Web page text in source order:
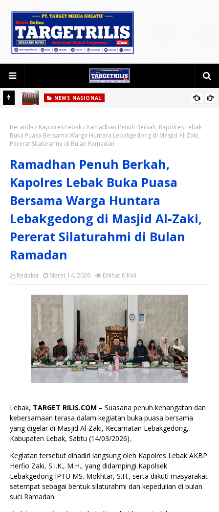
NEWS NASIONAL
Ketua Persit KCK Daerah III/Siliwangi
Beranda Kapolres Lebak
Ramadhan Penuh Berkah, Kapolres Lebak
Buka Puasa Bersama Warga Huntara Lebakgedong di Masjid Al-Zaki,
Pererat Silaturahmi di Bulan Ramadan
Ramadhan Penuh Berkah,
Kapolres Lebak Buka Puasa
Bersama Warga Huntara
Lebakgedong di Masjid Al-Zaki,
Pererat Silaturahmi di Bulan
Ramadan
Redaksi Dilihat 0 Kali
Maret 14, 2026
Lebak, TARGET RILIS.COM – Suasana penuh kehangatan dan
kebersamaan terasa dalam kegiatan buka puasa bersama
yang digelar di Masjid Al-Zaki, Kecamatan Lebakgedong,
Kabupaten Lebak, Sabtu (14/03/2026).
Kegiatan tersebut dihadiri langsung oleh Kapolres Lebak AKBP
Herfio Zaki, S.I.K., M.H., yang didampingi Kapolsek
Lebakgedong IPTU MS. Mokhtar, S.H., serta diikuti masyarakat
setempat sebagai bentuk silaturahmi dan kepedulian di bulan
suci Ramadan.